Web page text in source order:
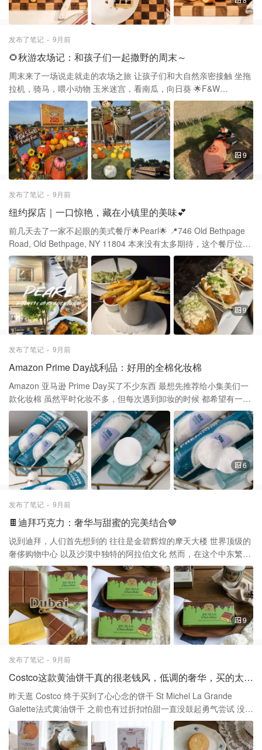
别有食欲 它的正面周围有一圈凹槽设计 在切菜和切水果，切肉时液
体不会流出案板 侧面内置的凹槽把手适合握住砧板移动 把美食从厨
房直接端到餐桌很方便 最贴心的是3M的4小片橡胶防滑垫 让砧板在
板不仅是两面都可以用 甚至有有两种用途，一是切菜，二是当托盘
放可口的早餐和美味的下午茶都是不错的选择 它可用作拼盘、熟食
板、奶酪盘、揉面板 它易于清洁，手洗并擦干后存放 只是用厨房纸
擦完之后会稍稍有点掉色 建议首次使用前使用洗洁精清洁 定期给表
发布了笔记 9月前
🌻秋游农场记：和孩子们一起撒野的周末～
周末来了一场说走就走的农场之旅 让孩子们和大自然亲密接触 坐拖
拉机，骑马，喂小动物 玉米迷宫，看南瓜，向日葵 🌟F&W
Schmitt’s Family Farm🌟 📍 26 Pinelawn Rd，Melville, NY 11747
周一到五12:00-5:00 周六日10-5:00 🚗停车 我们趁着早上刚开门的
时间差不多10点刚过几分钟 就已经有很多人到了，一路有工作人员
指挥停车🅿️ 不要跟着GPS，要不然会开过，还要uturn回来 车子可
以停在农场入口不远处，是免费的🆓 🎫门票 每人$23 大人小孩一个
价格，2岁以下免费 停好车，在门口不远的地方排队购买 带好自己
的手环，很多地方都会看 🌽玉米迷宫 进入后坐🚜在pumpkin patch
和玉米迷宫附近下车 可以现在南瓜地打卡拍照🤳 一整片各色的南瓜
guide 按照这个路线走，可以不绕弯路 一起去的朋友真的很会看迷
宫地图，跟着她不仅没走回头 还打卡了几个印章处，45分钟左右顺
路走出迷宫 🐑🐮🐓🐰喂小动物 骑马和喂小动物都在迷宫附近，走去
门口的小公园路过 刚好先喂喂羊，骑骑马🐎，接触小动物 关于收费
个人觉得稍微偏高，不了解其他农场 这里骑马一圈$11，可能最多
一分钟不到就绕场一周 隔壁喂小动物，每人入场就要$6，动物食物
半杯$5 一个大人两个小孩，买了两盒食物共$28 好在虽然场地小，
但是有看到六个月的小牛犊 刚出生没多久的小羊羔，兔子🐰，鸡，
鸭，火鸡 平时只在书本上看到的动物真切的能摸到 女儿说这是她最
喜欢的农场，老母亲觉得一切都值了 🛝 喂完小动物步行走到门口附
近的小公园 路过茄子🍆地和向日葵🌻园好多人摘茄子和向日葵 通过
都会喜欢 大一点的有Mini golf，小篮球场 还有类似于滑草的大滑梯
🛝 小朋友有“小猪赛跑”，各种滑梯和非常友好的游玩设施 在这里的
小公园都能玩上一整天，绝对值回票价
9
发布了笔记 9月前
纽约探店｜一口惊艳，藏在小镇里的美味💕
前几天去了一家不起眼的美式餐厅🌟Pearl🌟 📍746 Old Bethpage
Road, Old Bethpage, NY 11804 本来没有太多期待，这个餐厅位于
长岛小镇的plaza里 门口没有醒目的Sign，和周围的店铺都有着统一
风格的店招 乍一看是那种可能不太会主动走进去用餐的餐厅 没想到
这是一家吃完一次还会想再去的低调奢华的餐厅 走进去被简单复古
的风格吸引了 老板的热情招呼，让我对这家餐厅又多了几分好感 他
们招代的方式给人一种轻松自在的感觉 喜欢他们把绿植🪴摆在一进
门的显眼位置 左边是Bar，有客人坐在那边边喝酒边看球赛 再往里
走是正式用餐区域，藤编椅子 深色大理石桌面，每桌上都有金色的
小台灯 墙上的复古照片，用餐的氛围感瞬间被拉满 我们点了： ⭐️薯
是摆在不锈钢杯子里，上面搭建出小伞的模样 纯土豆🥔制作的薯条
就是好吃 ⭐️fish Taco🌮 脆脆的taco里面是鱼肉，和特制沙拉，摆盘
已经深得我心 吃起来的口感瞬间被圈粉，太好次 ⭐️鸡翅 鸡翅我选了
的Cheese口味，第一次见Cheese flavor 一定要尝尝鲜，浓郁的芝
士香气配着酥脆的鸡翅简直一绝 ⭐️三文鱼🍣 点三文鱼会问想怎么
cook，我选择全熟 不仅有配菜还有像小米一样黑色颗粒也很好吃 ⭐️
牛肉汉堡🍔 汉堡里的肉也会问想要几成熟， 汉堡的量大到无法想
象，太实惠了，一个小朋友根本吃不完 当时点薯条，他们还好心提
醒汉堡里有确定还要单点吗 ⭐️生菜沙拉🥗 生菜沙拉🥗Sauce超好
吃，最后介绍它是因为其他的都太惊艳 餐具控挺喜欢他们家沙拉碗
的，最后也是光盘了 如此良好的用餐环境和菜品，两大两小吃了一
想满足自己的美式味蕾 喜欢浪漫用餐环境的你不妨来试试
9
发布了笔记 9月前
Amazon Prime Day战利品：好用的全棉化妆棉
Amazon 亚马逊 Prime Day买了不少东西 最想先推荐给小集美们一
款化妆棉 虽然平时化妆不多，但每次遇到卸妆的时候 都希望有一块
柔软的卸妆棉 之前的用完刚好需要买新的 搜了化妆棉，这款就先出
现在list上 三包只要8刀多买不了吃亏买不了上当 描述写着100% 全
棉的想说就买了试试 收到后发现这个用起来真的挺舒服的 我都是用
来在洁面之后拍水的时候用 洗面奶洗完脸之后爽肤水倒在棉片上 再
擦在脸上，进行二次清洁顺便补水 每次用完感觉都还能再带下来一
点点残留 用完整个脸都觉得很干净也很滋润 用爽肤水这一步在护肤
过程一定不能省 可以让面霜乳液更好的让皮肤吸收 这款化妆棉还可
以分开两次用 从中间撕开，两边都不算薄 一次买三袋，每一袋子里
果和感受也非常好 柔软，吸水性好，不易掉絮 它无论在卸妆和清洁
都特别舒适 亲肤感强甚至可以挤化妆水来敷脸 适合敏感肌使用，亲
测不过敏
6
发布了笔记 9月前
🍫迪拜巧克力：奢华与甜蜜的完美结合🤎
说到迪拜，人们首先想到的 往往是金碧辉煌的摩天大楼 世界顶级的
奢侈购物中心 以及沙漠中独特的阿拉伯文化 然而，在这个中东繁华
都市中 还有一种独特的甜品艺术 正在悄然崛起——迪拜巧克力 这种
巧克力已经慢慢成为一种时尚文化 上周逛 Costco 偶遇促销 买到了
人生巧克力～迪拜巧克力🍫 买一送一两个$23.99，免费品尝后决定
买两块 每个包装里面有一大块可分为10小块 绿色脆脆的内陷和外面
奶油巧克力搭配特别完美 听说在迪拜，巧克力不仅仅是一种美食 更
是一种奢华生活方式的象征 许多巧克力制品采用了24K可食用金箔
作为装饰 配合精致的包装和高端的原料 仿佛将一块普通的巧克力变
成了一件艺术品 迪拜本地虽然不产可可豆 但这并不妨碍它成为中东
拜 再由本地的巧克力师傅进行二次 巧克力是旅行必买的迪拜甜品 很
幸运能在Costco买到迪拜巧克力 我也能尝尝这种奢华的口感和味道
9
发布了笔记 9月前
Costco这款黄油饼干真的很老钱风，低调的奢华，买的太值了
昨天逛 Costco 终于买到了心心念的饼干 St Michel La Grande
Galette法式黄油饼干 之前也有过折扣怕甜一直没鼓起勇气尝试 没想
到吃完一片就想去回购了 在刚刚觉得有点小甜的时候就能吃到一颗
小盐粒 甜味马上被咸味遮盖住，又和咸味很好的融合 本来以为是薄
片酥脆的那种，我也一直喜欢吃脆的饼干 这款饼干并非脆脆的口